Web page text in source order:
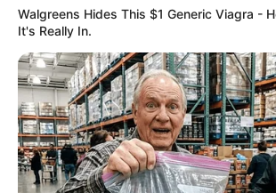
Walgreens Hides This $1 Generic Viagra -
It's Really In.